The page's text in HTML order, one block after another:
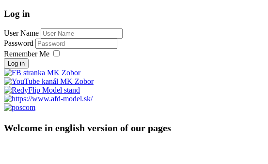
Log in
User Name
Password
Remember Me
Log in
Welcome in english version of our pages